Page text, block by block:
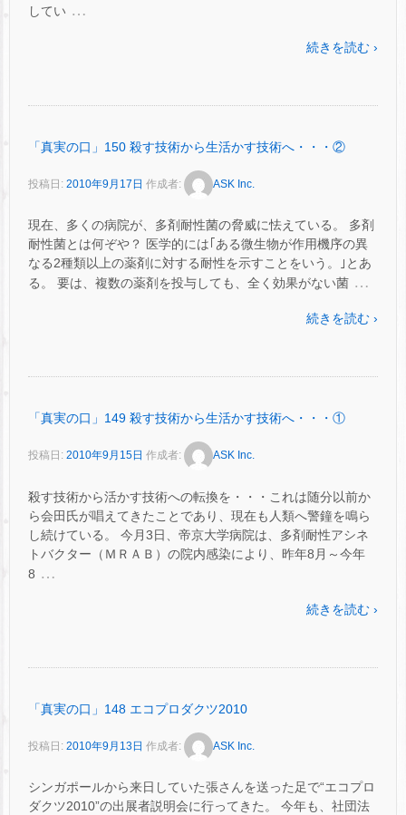
してい …
続きを読む ›
「真実の口」150 殺す技術から生活かす技術へ・・・②
投稿日: 2010年9月17日 作成者: ASK Inc.
現在、多くの病院が、多剤耐性菌の脅威に怯えている。 多剤
耐性菌とは何ぞや？ 医学的には｢ある微生物が作用機序の異
なる2種類以上の薬剤に対する耐性を示すことをいう。｣とあ
る。 要は、複数の薬剤を投与しても、全く効果がない菌 …
続きを読む ›
「真実の口」149 殺す技術から生活かす技術へ・・・①
投稿日: 2010年9月15日 作成者: ASK Inc.
殺す技術から活かす技術への転換を・・・これは随分以前か
ら会田氏が唱えてきたことであり、現在も人類へ警鐘を鳴ら
し続けている。 今月3日、帝京大学病院は、多剤耐性アシネ
トバクター（ＭＲＡＢ）の院内感染により、昨年8月～今年
8 …
続きを読む ›
「真実の口」148 エコプロダクツ2010
投稿日: 2010年9月13日 作成者: ASK Inc.
シンガポールから来日していた張さんを送った足で“エコプロ
ダクツ2010”の出展者説明会に行ってきた。 今年も、社団法